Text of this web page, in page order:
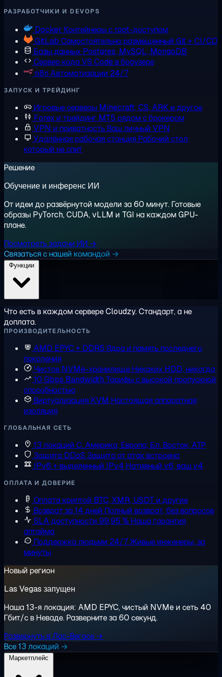
РАЗРАБОТЧИКИ И DEVOPS
Docker Контейнеры с root-доступом
GitLab Самостоятельно размещенный Git + CI/CD
Базы данных Postgres, MySQL, MongoDB
Сервер кодаVS Code в браузере
n8n Автоматизации 24/7
ЗАПУСК И ТРЕЙДИНГ
Игровые серверы Minecraft, CS, ARK и другое
Forex и трейдинг MT5 рядом с брокером
VPN и приватностьВаш личный VPN
Удалённая рабочая станцияРабочий стол,
который не спит
Решение
Обучение и инференс ИИ
От идеи до развёрнутой модели за 60 минут. Готовые
образы PyTorch, CUDA, vLLM и TGI на каждом GPU-
плане.
Посмотреть задачи ИИ →
Связаться с нашей командой →
Что есть в каждом сервере Cloudzy. Стандарт, а не
доплата.
ПРОИЗВОДИТЕЛЬНОСТЬ
AMD EPYC + DDR5 Ядра и память последнего
поколения
Чистое NVMe-хранилищеНикаких HDD, никогда
10 Gbps Bandwidth Тарифы с высокой пропускной
способностью
Виртуализация KVM Настоящая аппаратная
изоляция
ГЛОБАЛЬНАЯ СЕТЬ
13 локаций С. Америка, Европа, Бл. Восток, АТР
Защита DDoS Защита от атак встроена
IPv6 + выделенный IPv4 Нативный v6, ваш v4
ОПЛАТА И ДОВЕРИЕ
Оплата криптой BTC, XMR, USDT и другие
Возврат за 14 дней Полный возврат, без вопросов
SLA доступности 99,95 % Наша гарантия
аптайма
Поддержка людьми 24/7Живые инженеры, за
минуты
Новый регион
Las Vegas запущен
Наша 13-я локация: AMD EPYC, чистый NVMe и сеть 40
Гбит/с в Неваде. Разверните за 60 секунд.
Развернуть в Лас-Вегасе →
Все 13 локаций →